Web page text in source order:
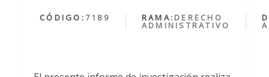
CÓDIGO: 7189 RAMA: DERECHO
ADMINISTRATIVO